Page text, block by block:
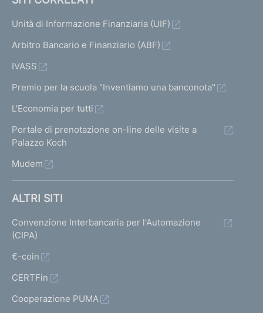
Unità di Informazione Finanziaria (UIF)
Arbitro Bancario e Finanziario (ABF)
IVASS
Premio per la scuola "Inventiamo una banconota"
L'Economia per tutti
Portale di prenotazione on-line delle visite a
Palazzo Koch
Mudem
ALTRI SITI
Convenzione Interbancaria per l'Automazione
(CIPA)
€-coin
CERTFin
Cooperazione PUMA